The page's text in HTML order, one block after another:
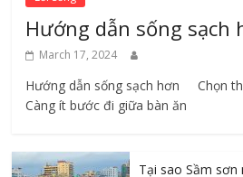
Hướng dẫn sống sạch
March 17, 2024
Hướng dẫn sống sạch hơn Chọn
Càng ít bước đi giữa bàn ăn
Tại sao Sầm